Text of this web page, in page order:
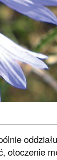
otoczenie